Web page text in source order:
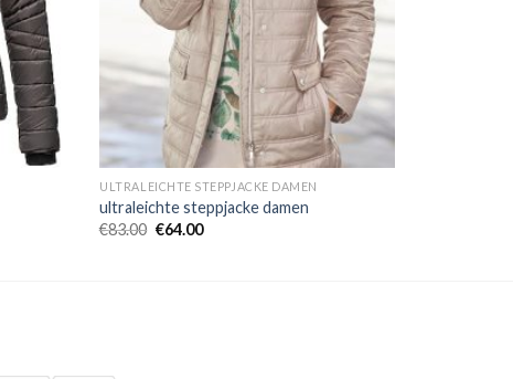
ULTRALEICHTE STEPPJACKE DAMEN
ultraleichte steppjacke damen
€83.00 €64.00